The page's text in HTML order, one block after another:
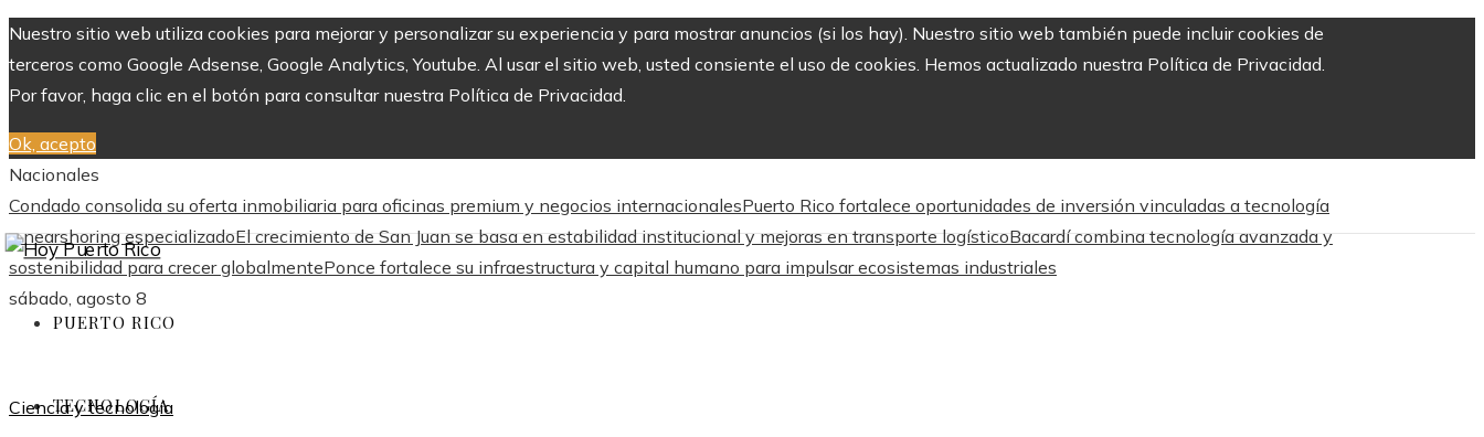
Nuestro sitio web utiliza cookies para mejorar y personalizar su experiencia y para mostrar anuncios (si los hay). Nuestro sitio web también puede incluir cookies de
terceros como Google Adsense, Google Analytics, Youtube. Al usar el sitio web, usted consiente el uso de cookies. Hemos actualizado nuestra Política de Privacidad.
Por favor, haga clic en el botón para consultar nuestra Política de Privacidad.
Ok, acepto
Nacionales
Condado consolida su oferta inmobiliaria para oficinas premium y negocios internacionalesPuerto Rico fortalece oportunidades de inversión vinculadas a tecnología
y nearshoring especializadoEl crecimiento de San Juan se basa en estabilidad institucional y mejoras en transporte logísticoBacardí combina tecnología avanzada y
sostenibilidad para crecer globalmentePonce fortalece su infraestructura y capital humano para impulsar ecosistemas industriales
sábado, agosto 8
PUERTO RICO
TECNOLOGÍA
Ciencia y tecnología